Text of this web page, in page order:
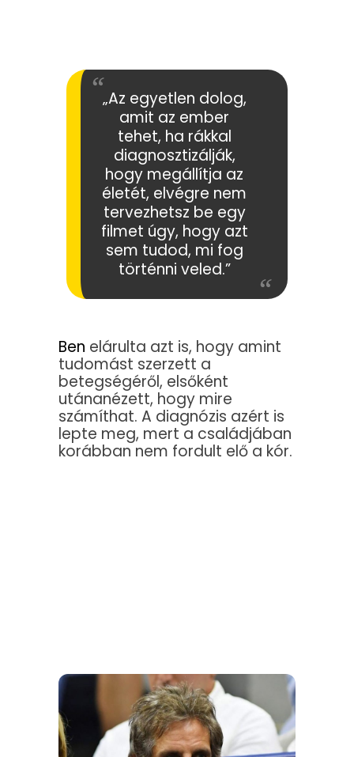
„Az egyetlen dolog,
amit az ember
tehet, ha rákkal
diagnosztizálják,
hogy megállítja az
életét, elvégre nem
tervezhetsz be egy
filmet úgy, hogy azt
sem tudod, mi fog
történni veled.”
Ben elárulta azt is, hogy amint
tudomást szerzett a
betegségéről, elsőként
utánanézett, hogy mire
számíthat. A diagnózis azért is
lepte meg, mert a családjában
korábban nem fordult elő a kór.